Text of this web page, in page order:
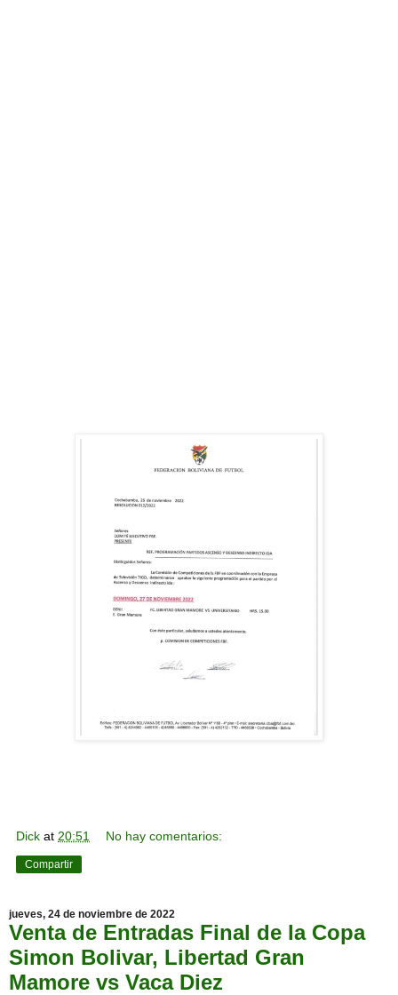
Dick at 20:51 No hay comentarios:
Compartir
jueves, 24 de noviembre de 2022
Venta de Entradas Final de la Copa
Simon Bolivar, Libertad Gran
Mamore vs Vaca Diez